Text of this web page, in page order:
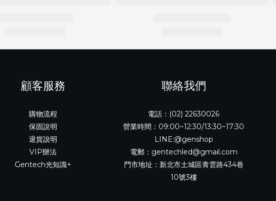
顧客服務
購物流程
保固說明
退貨說明
VIP辦法
Gentech光知識+
聯絡我們
電話：(02) 22630026
營業時間：09:00~12:30/13:30~17:30
LINE:@genshop
電郵：gentechled@gmail.com
門市地址：新北市土城區青雲路434巷
10號3樓